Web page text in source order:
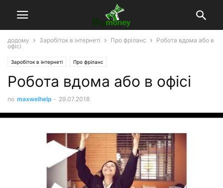
додому Заробіток в інтернеті Про фріланс
Робота вдома або в
офісі
Заробіток в інтернеті Про фріланс
Робота вдома або в офісі
по maxwelhelp - 29.07.2018